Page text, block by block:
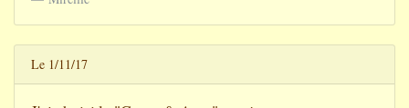
Le 1/11/17